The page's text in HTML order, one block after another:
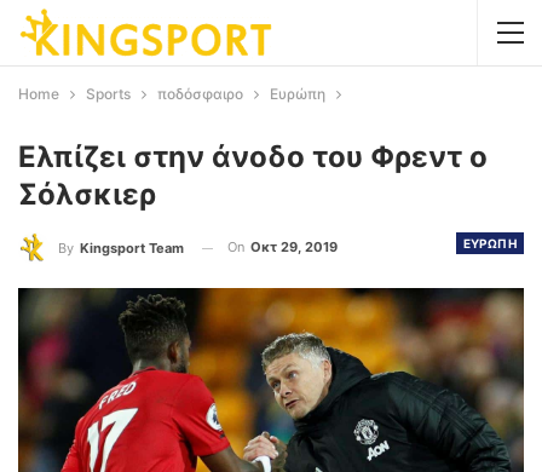
Home Sports ποδόσφαιρο Ευρώπη
Ελπίζει στην άνοδο του Φρεντ ο
Σόλσκιερ
ΕΥΡΩΠΗ
By Kingsport Team On Οκτ 29, 2019